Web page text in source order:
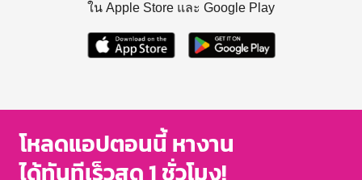
ใน Apple Store และ Google Play
โหลดแอปตอนนี้ หางาน
ได้ทันทีเร็วสุด 1 ชั่วโมง!